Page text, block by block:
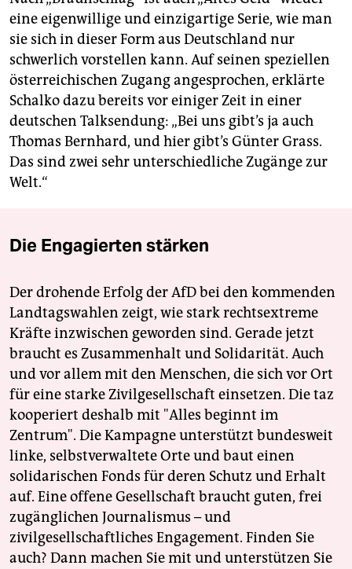
eine eigenwillige und einzigartige Serie, wie man
sie sich in dieser Form aus Deutschland nur
schwerlich vorstellen kann. Auf seinen speziellen
österreichischen Zugang angesprochen, erklärte
Schalko dazu bereits vor einiger Zeit in einer
deutschen Talksendung: „Bei uns gibt’s ja auch
Thomas Bernhard, und hier gibt’s Günter Grass.
Das sind zwei sehr unterschiedliche Zugänge zur
Welt.“
Die Engagierten stärken
Der drohende Erfolg der AfD bei den kommenden
Landtagswahlen zeigt, wie stark rechtsextreme
Kräfte inzwischen geworden sind. Gerade jetzt
braucht es Zusammenhalt und Solidarität. Auch
und vor allem mit den Menschen, die sich vor Ort
für eine starke Zivilgesellschaft einsetzen. Die taz
kooperiert deshalb mit "Alles beginnt im
Zentrum". Die Kampagne unterstützt bundesweit
linke, selbstverwaltete Orte und baut einen
solidarischen Fonds für deren Schutz und Erhalt
auf. Eine offene Gesellschaft braucht guten, frei
zugänglichen Journalismus – und
zivilgesellschaftliches Engagement. Finden Sie
auch? Dann machen Sie mit und unterstützen Sie